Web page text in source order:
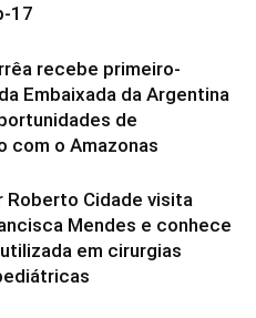
17
recebe primeiro-
Embaixada da Argentina
de
com o Amazonas
Roberto Cidade visita
Mendes e conhece
em cirurgias